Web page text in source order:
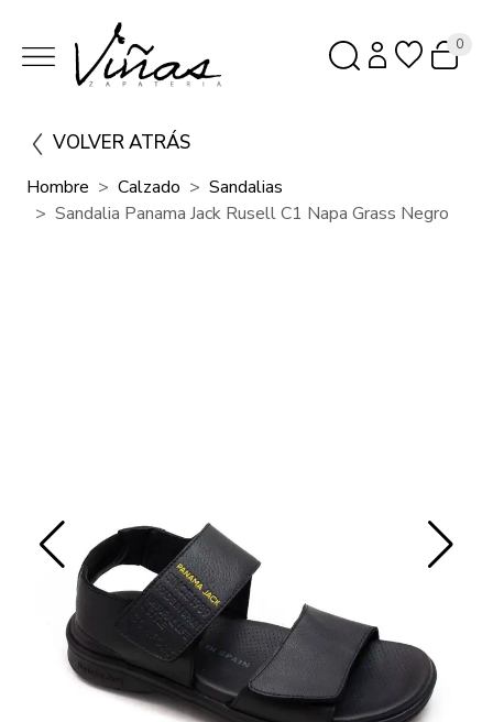
0
VOLVER ATRÁS
Hombre Calzado
Sandalias
Sandalia Panama Jack Rusell C1 Napa Grass Negro